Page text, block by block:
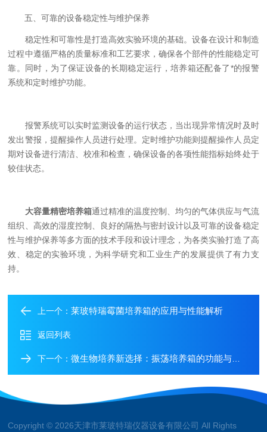
五、可靠的设备稳定性与维护保养
稳定性和可靠性是打造高效实验环境的基础。设备在设计和制造
过程中遵循严格的质量标准和工艺要求，确保各个部件的性能稳定可
靠。同时，为了保证设备的长期稳定运行，培养箱还配备了*的报警
系统和定时维护功能。
报警系统可以实时监测设备的运行状态，当出现异常情况时及时
发出警报，提醒操作人员进行处理。定时维护功能则提醒操作人员定
期对设备进行清洁、校准和检查，确保设备的各项性能指标始终处于
较佳状态。
大容量精密培养箱通过精准的温度控制、均匀的气体供应与气流
组织、高效的湿度控制、良好的隔热与密封设计以及可靠的设备稳定
性与维护保养等多方面的技术手段和设计理念，为各类实验打造了高
效、稳定的实验环境，为科学研究和工业生产的发展提供了有力支
持。
上一个：莱玻特瑞霉菌培养箱的应用与性能解析
返回列表
下一个：微生物培养新选择：振荡培养箱的功能与优势
Copyright © 2026天津市莱玻特瑞仪器设备有限公司 All Rights